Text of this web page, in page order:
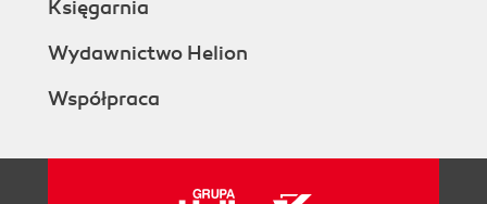
Księgarnia
Wydawnictwo Helion
Współpraca